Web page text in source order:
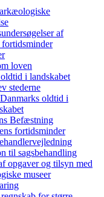
af
fortidsminder
loven
i landskabet
stederne
oldtid i
Befæstning
fortidsminder
til sagsbehandling
opgaver og tilsyn med
museer